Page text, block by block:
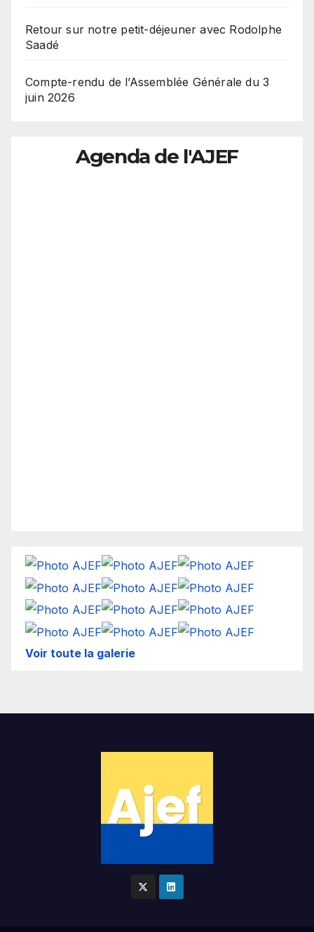
Retour sur notre petit-déjeuner avec Rodolphe
Saadé
Compte-rendu de l’Assemblée Générale du 3
juin 2026
Agenda de l'AJEF
Voir toute la galerie